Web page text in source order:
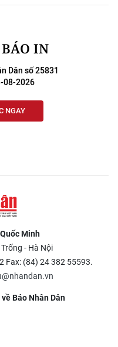
IN
Dân số 25831
08-2026
NGAY
Minh
- Hà Nội
Fax: (84) 24 382 55593.
Báo Nhân Dân